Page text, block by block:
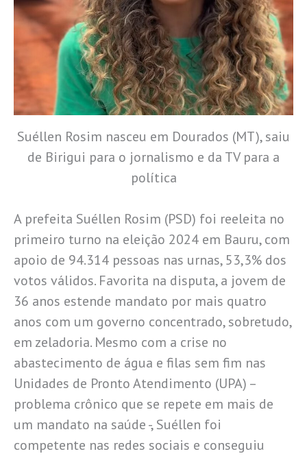
Suéllen Rosim nasceu em Dourados (MT), saiu
de Birigui para o jornalismo e da TV para a
política
A prefeita Suéllen Rosim (PSD) foi reeleita no
primeiro turno na eleição 2024 em Bauru, com
apoio de 94.314 pessoas nas urnas, 53,3% dos
votos válidos. Favorita na disputa, a jovem de
36 anos estende mandato por mais quatro
anos com um governo concentrado, sobretudo,
em zeladoria. Mesmo com a crise no
abastecimento de água e filas sem fim nas
Unidades de Pronto Atendimento (UPA) –
problema crônico que se repete em mais de
um mandato na saúde -, Suéllen foi
competente nas redes sociais e conseguiu